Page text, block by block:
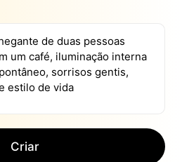
Criar